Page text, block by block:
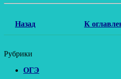
Назад К
Рубрики
ОГЭ